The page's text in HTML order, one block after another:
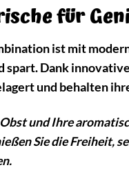
für
ist mit
Dank
und behalten
und Ihre
Sie die Freiheit,